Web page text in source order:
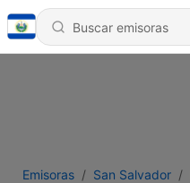
Emisoras San Salvador